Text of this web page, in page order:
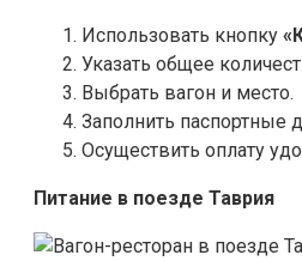
Использовать кнопку
Указать общее
Выбрать вагон и место.
Заполнить паспортные
Осуществить оплату
Питание в поезде Таврия